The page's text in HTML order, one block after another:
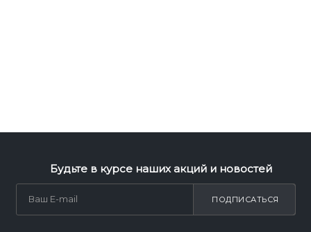
Будьте в курсе наших акций и новостей
ПОДПИСАТЬСЯ